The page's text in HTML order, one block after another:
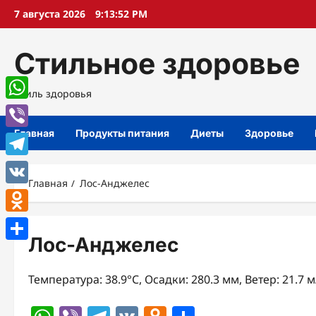
Перейти
7 августа 2026 9:13:53 PM
Стильное здоровье
Стиль здоровья
Главная Продукты питания Диеты Здоровье
Главная Лос-Анджелес
Лос-Анджелес
Температура: 38.9°C, Осадки: 280.3 мм, Ветер: 21.7
WhatsApp
Viber
Telegram
VK
Odnoklassniki
Отправить